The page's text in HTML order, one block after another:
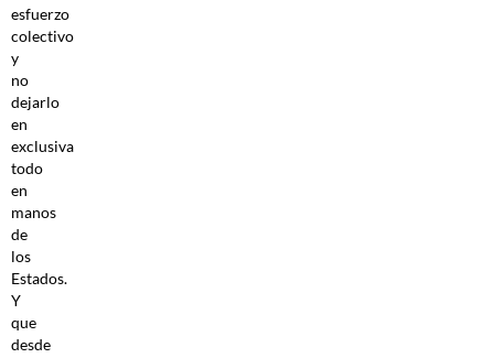
esfuerzo
colectivo
y
no
dejarlo
en
exclusiva
todo
en
manos
de
los
Estados.
Y
que
desde